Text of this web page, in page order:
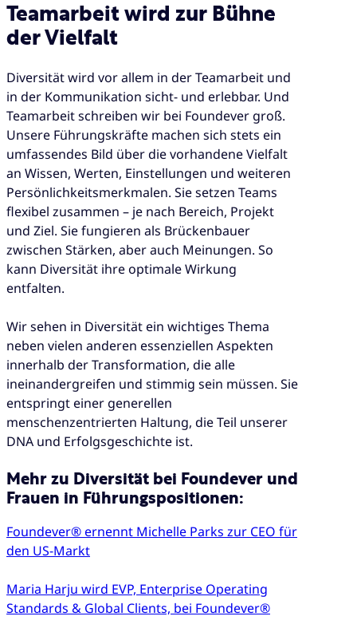
Teamarbeit wird zur Bühne
der Vielfalt
Diversität wird vor allem in der Teamarbeit und
in der Kommunikation sicht- und erlebbar. Und
Teamarbeit schreiben wir bei Foundever groß.
Unsere Führungskräfte machen sich stets ein
umfassendes Bild über die vorhandene Vielfalt
an Wissen, Werten, Einstellungen und weiteren
Persönlichkeitsmerkmalen. Sie setzen Teams
flexibel zusammen – je nach Bereich, Projekt
und Ziel. Sie fungieren als Brückenbauer
zwischen Stärken, aber auch Meinungen. So
kann Diversität ihre optimale Wirkung
entfalten.
Wir sehen in Diversität ein wichtiges Thema
neben vielen anderen essenziellen Aspekten
innerhalb der Transformation, die alle
ineinandergreifen und stimmig sein müssen. Sie
entspringt einer generellen
menschenzentrierten Haltung, die Teil unserer
DNA und Erfolgsgeschichte ist.
Mehr zu Diversität bei Foundever und
Frauen in Führungspositionen:
Foundever® ernennt Michelle Parks zur CEO für
den US-Markt
Maria Harju wird EVP, Enterprise Operating
Standards & Global Clients, bei Foundever®